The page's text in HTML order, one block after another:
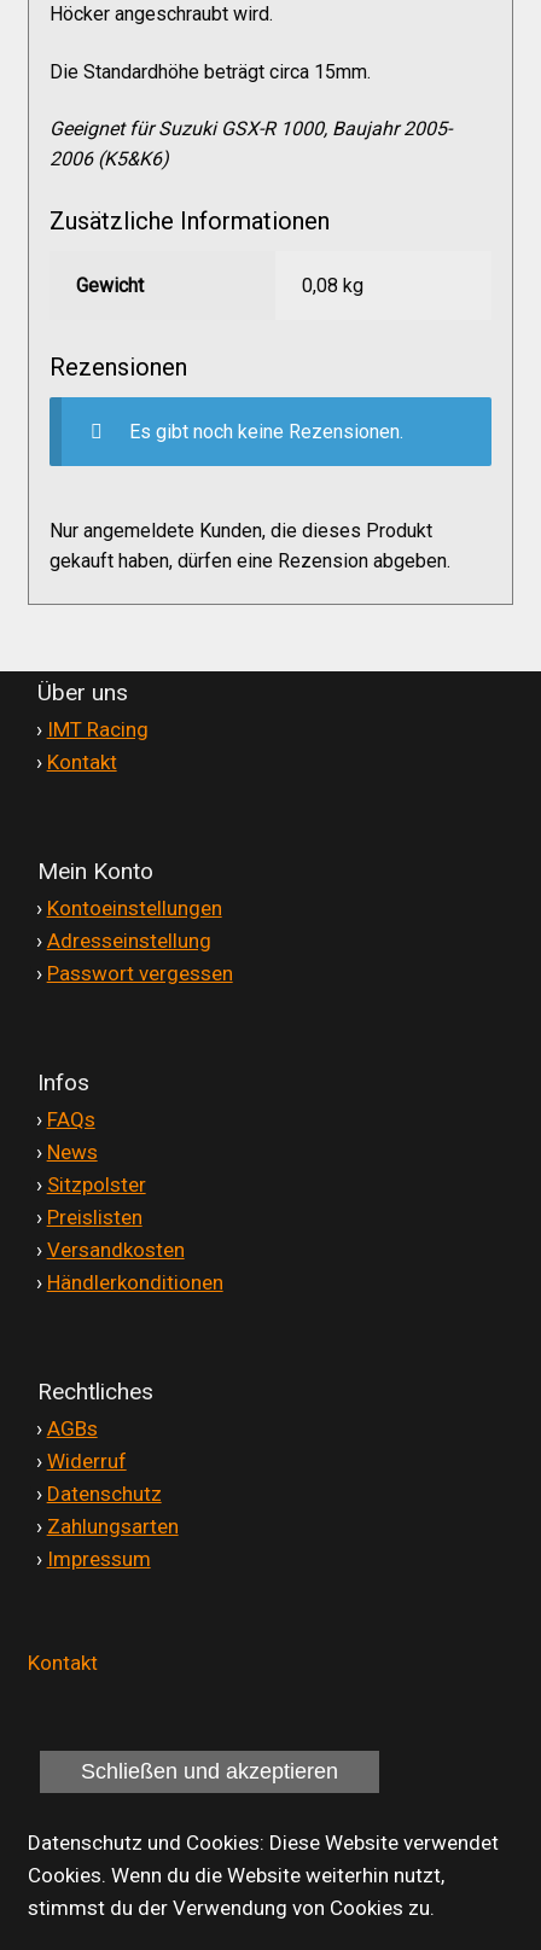
Mein Konto
Widerruf
Höcker angeschraubt wird.
Die Standardhöhe beträgt circa 15mm.
Geeignet für Suzuki GSX-R 1000, Baujahr 2005-
2006 (K5&K6)
Zusätzliche Informationen
Gewicht 0,08 kg
Rezensionen
Es gibt noch keine Rezensionen.
Nur angemeldete Kunden, die dieses Produkt
gekauft haben, dürfen eine Rezension abgeben.
Über uns
› IMT Racing
› Kontakt
Mein Konto
› Kontoeinstellungen
› Adresseinstellung
› Passwort vergessen
Infos
› FAQs
› News
› Sitzpolster
› Preislisten
› Versandkosten
› Händlerkonditionen
Rechtliches
› AGBs
› Widerruf
› Datenschutz
› Zahlungsarten
› Impressum
Kontakt
Datenschutz und Cookies: Diese Website verwendet
Cookies. Wenn du die Website weiterhin nutzt,
stimmst du der Verwendung von Cookies zu.